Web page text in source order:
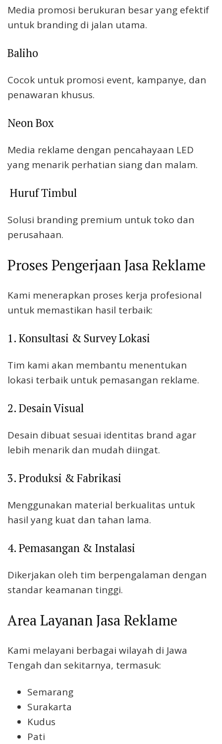
Media promosi berukuran besar yang efektif
untuk branding di jalan utama.
Baliho
Cocok untuk promosi event, kampanye, dan
penawaran khusus.
Neon Box
Media reklame dengan pencahayaan LED
yang menarik perhatian siang dan malam.
Huruf Timbul
Solusi branding premium untuk toko dan
perusahaan.
Proses Pengerjaan Jasa Reklame
Kami menerapkan proses kerja profesional
untuk memastikan hasil terbaik:
1. Konsultasi & Survey Lokasi
Tim kami akan membantu menentukan
lokasi terbaik untuk pemasangan reklame.
2. Desain Visual
Desain dibuat sesuai identitas brand agar
lebih menarik dan mudah diingat.
3. Produksi & Fabrikasi
Menggunakan material berkualitas untuk
hasil yang kuat dan tahan lama.
4. Pemasangan & Instalasi
Dikerjakan oleh tim berpengalaman dengan
standar keamanan tinggi.
Area Layanan Jasa Reklame
Kami melayani berbagai wilayah di Jawa
Tengah dan sekitarnya, termasuk:
Semarang
Surakarta
Kudus
Pati